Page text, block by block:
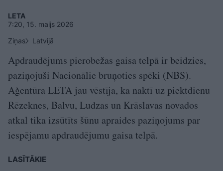
LETA
7:20, 15. maijs 2026
Ziņas
Latvijā
Apdraudējums pierobežas gaisa telpā ir beidzies,
paziņojuši Nacionālie bruņoties spēki (NBS).
Aģentūra LETA jau vēstīja, ka naktī uz piektdienu
Rēzeknes, Balvu, Ludzas un Krāslavas novados
atkal tika izsūtīts šūnu apraides paziņojums par
iespējamu apdraudējumu gaisa telpā.
LASĪTĀKIE